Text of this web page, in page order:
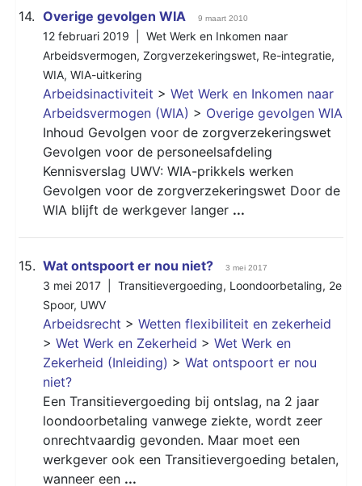
14. Overige gevolgen WIA 9 maart 2010
12 februari 2019 | Wet Werk en Inkomen naar
Arbeidsvermogen, Zorgverzekeringswet, Re-integratie,
WIA, WIA-uitkering
Arbeidsinactiviteit > Wet Werk en Inkomen naar
Arbeidsvermogen (WIA) > Overige gevolgen WIA
Inhoud Gevolgen voor de zorgverzekeringswet
Gevolgen voor de personeelsafdeling
Kennisverslag UWV: WIA-prikkels werken
Gevolgen voor de zorgverzekeringswet Door de
WIA blijft de werkgever langer ...
15. Wat ontspoort er nou niet? 3 mei 2017
3 mei 2017 | Transitievergoeding, Loondoorbetaling, 2e
Spoor, UWV
Arbeidsrecht > Wetten flexibiliteit en zekerheid
> Wet Werk en Zekerheid > Wet Werk en
Zekerheid (Inleiding) > Wat ontspoort er nou
niet?
Een Transitievergoeding bij ontslag, na 2 jaar
loondoorbetaling vanwege ziekte, wordt zeer
onrechtvaardig gevonden. Maar moet een
werkgever ook een Transitievergoeding betalen,
wanneer een ...